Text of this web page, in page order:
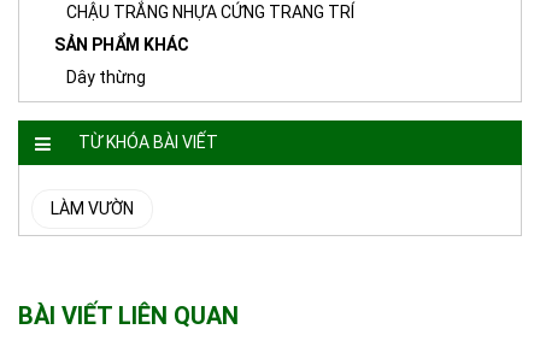
CHẬU TRẮNG NHỰA CỨNG TRANG TRÍ
SẢN PHẨM KHÁC
Dây thừng
TỪ KHÓA BÀI VIẾT
LÀM VƯỜN
BÀI VIẾT LIÊN QUAN